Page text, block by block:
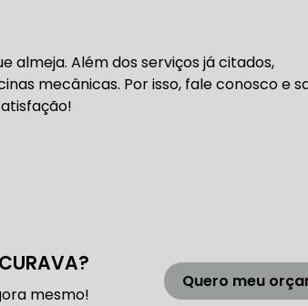
DIREÇÃO HIDRÁULICA SÃO
SUL
almeja. Além dos serviços já citados,
mecânicas. Por isso, fale conosco e
mesmo!
Quero meu